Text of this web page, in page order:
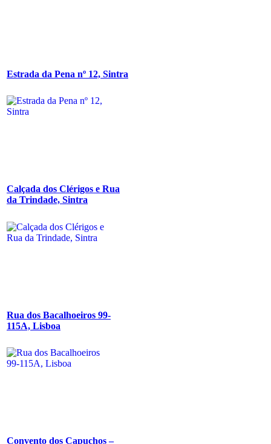
Estrada da Pena nº 12, Sintra
Calçada dos Clérigos e Rua
da Trindade, Sintra
Rua dos Bacalhoeiros 99-
115A, Lisboa
Convento dos Capuchos –